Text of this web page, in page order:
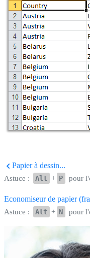
Papier à dessin...
Astuce : Alt + P pour
Economiseur de papier
Astuce : Alt + N pour